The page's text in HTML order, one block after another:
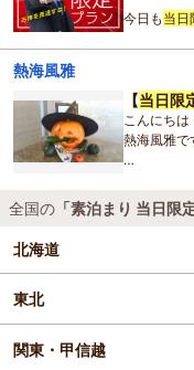
急なご出張
今日も 当日
しておりま
ペカリでし
熱海風雅
【当日限
こんにちは
熱海風雅で
当館ではハ
全国の 「素泊まり 当日限
北海道
東北
関東・甲信越